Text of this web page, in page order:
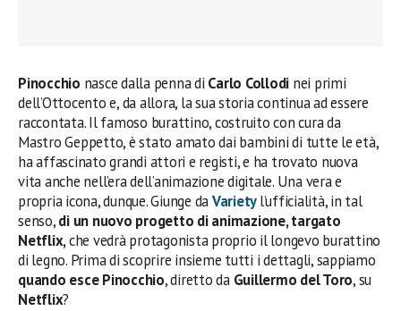
Pinocchio nasce dalla penna di Carlo Collodi nei primi
dell’Ottocento e, da allora, la sua storia continua ad essere
raccontata. Il famoso burattino, costruito con cura da
Mastro Geppetto, è stato amato dai bambini di tutte le età,
ha affascinato grandi attori e registi, e ha trovato nuova
vita anche nell’era dell’animazione digitale. Una vera e
propria icona, dunque. Giunge daVariety l’ufficialità, in tal
senso,di un nuovo progetto di animazione, targato
Netflix,che vedrà protagonista proprio il longevo burattino
di legno. Prima di scoprire insieme tutti i dettagli, sappiamo
quando esce Pinocchio, diretto da Guillermo del Toro, su
Netflix?